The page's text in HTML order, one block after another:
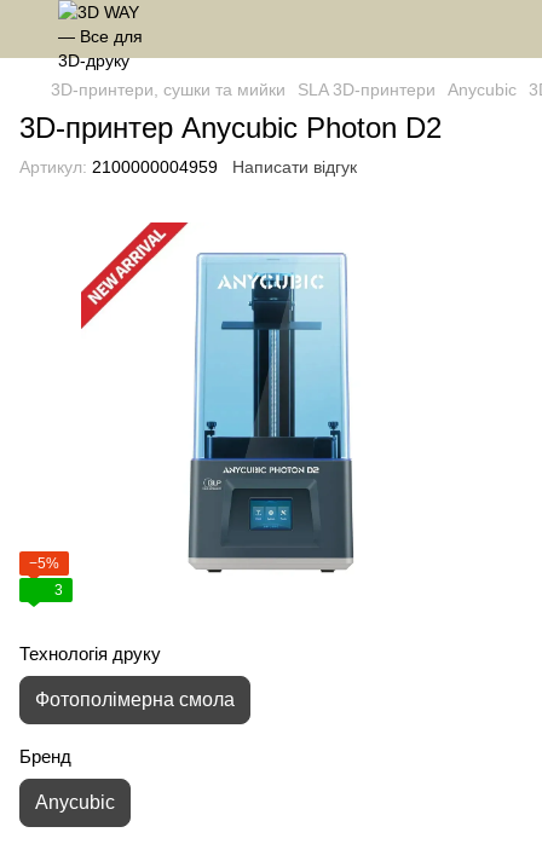
3D-принтери, сушки та мийки SLA 3D-принтери Anycubic
3D-принтер Anycubic Photon D2
Артикул: 2100000004959 Написати відгук
−5%
3
Технологія друку
Фотополімерна смола
Бренд
Anycubic